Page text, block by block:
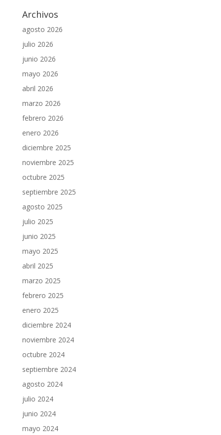
Archivos
agosto 2026
julio 2026
junio 2026
mayo 2026
abril 2026
marzo 2026
febrero 2026
enero 2026
diciembre 2025
noviembre 2025
octubre 2025
septiembre 2025
agosto 2025
julio 2025
junio 2025
mayo 2025
abril 2025
marzo 2025
febrero 2025
enero 2025
diciembre 2024
noviembre 2024
octubre 2024
septiembre 2024
agosto 2024
julio 2024
junio 2024
mayo 2024